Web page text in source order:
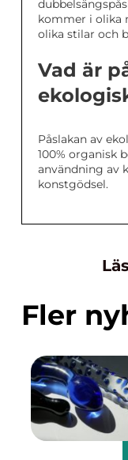
kommer i olika
olika stilar och
Vad är
Påslakan av
100% organisk
användning av
konstgödsel.
Fler